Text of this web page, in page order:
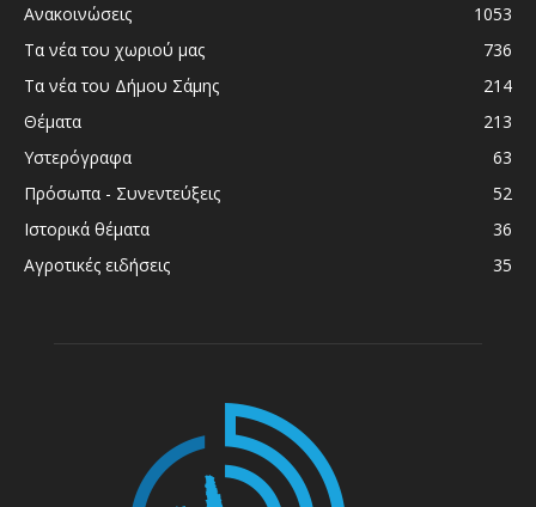
Ανακοινώσεις
1053
Τα νέα του χωριού μας
736
Τα νέα του Δήμου Σάμης
214
Θέματα
213
Υστερόγραφα
63
Πρόσωπα - Συνεντεύξεις
52
Ιστορικά θέματα
36
Αγροτικές ειδήσεις
35